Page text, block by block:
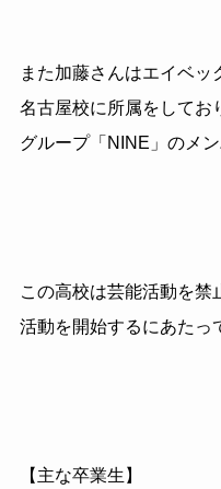
また加藤さんはエイベッ
名古屋校に所属をしてお
グループ「NINE」のメ
この高校は芸能活動を禁
活動を開始するにあたっ
【主な卒業生】